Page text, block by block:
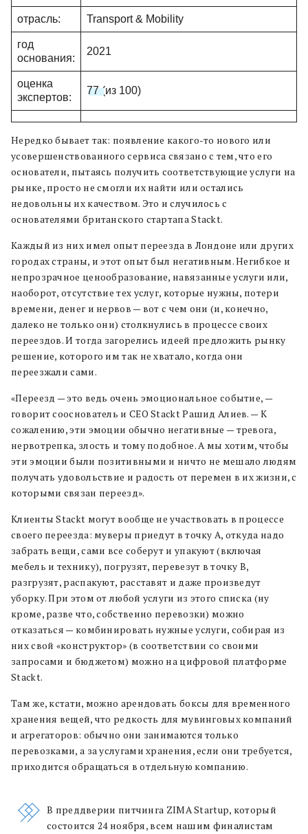
отрасль: Transport & Mobility
год
основания:
2021
оценка
экспертов:
77(из 100)
Нередко бывает так: появление какого-то нового или
усовершенствованного сервиса связано с тем, что его
основатели, пытаясь получить соответствующие услуги на
рынке, просто не смогли их найти или остались
недовольны их качеством. Это и случилось с
основателями британского стартапа Stackt.
Каждый из них имел опыт переезда в Лондоне или других
городах страны, и этот опыт был негативным. Негибкое и
непрозрачное ценообразование, навязанные услуги или,
наоборот, отсутствие тех услуг, которые нужны, потери
времени, денег и нервов — вот с чем они (и, конечно,
далеко не только они) столкнулись в процессе своих
переездов. И тогда загорелись идеей предложить рынку
решение, которого им так не хватало, когда они
переезжали сами.
«Переезд — это ведь очень эмоциональное событие, —
говорит сооснователь и CEO Stackt Рашид Алиев. — К
сожалению, эти эмоции обычно негативные — тревога,
нервотрепка, злость и тому подобное. А мы хотим, чтобы
эти эмоции были позитивными и ничто не мешало людям
получать удовольствие и радость от перемен в их жизни, с
которыми связан переезд».
Клиенты Stackt могут вообще не участвовать в процессе
своего переезда: муверы приедут в точку A, откуда надо
забрать вещи, сами все соберут и упакуют (включая
мебель и технику), погрузят, перевезут в точку B,
разгрузят, распакуют, расставят и даже произведут
уборку. При этом от любой услуги из этого списка (ну
кроме, разве что, собственно перевозки) можно
отказаться — комбинировать нужные услуги, собирая из
них свой «конструктор» (в соответствии со своими
запросами и бюджетом) можно на цифровой платформе
Stackt.
Там же, кстати, можно арендовать боксы для временного
хранения вещей, что редкость для мувинговых компаний
и агрегаторов: обычно они занимаются только
перевозками, а за услугами хранения, если они требуется,
приходится обращаться в отдельную компанию.
В преддверии питчинга ZIMA Startup, который
состоится 24 ноября, всем нашим финалистам